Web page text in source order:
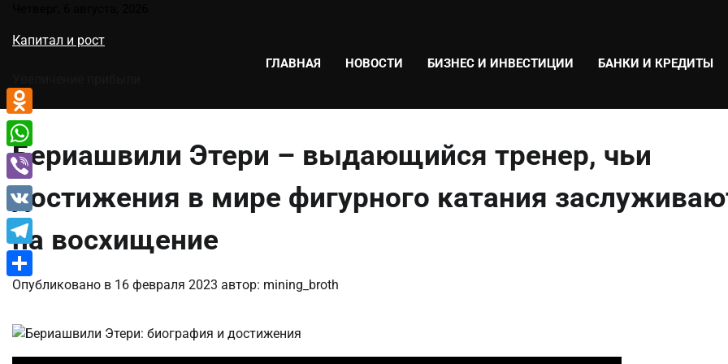
содержимому
Капитал и рост
ГЛАВНАЯ НОВОСТИ БИЗНЕС И ИНВЕСТИЦИИ БАНКИ И КРЕДИТЫ
Бериашвили Этери – выдающийся тренер, чьи
достижения в мире фигурного катания
на восхищение
Опубликовано в 16 февраля 2023 автор: mining_broth
Odnoklassniki
WhatsApp
Viber
VK
Telegram
Отправить